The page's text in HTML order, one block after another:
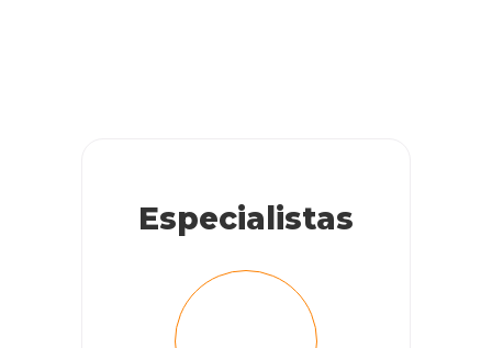
Especialistas